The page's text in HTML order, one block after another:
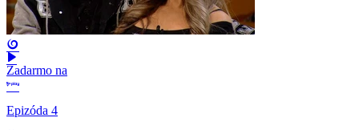
Zadarmo na
Epizóda 4